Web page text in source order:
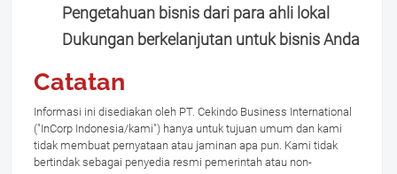
Pengetahuan bisnis dari para ahli lokal
Dukungan berkelanjutan untuk bisnis Anda
Catatan
Informasi ini disediakan oleh PT. Cekindo Business International
("InCorp Indonesia/kami") hanya untuk tujuan umum dan kami
tidak membuat pernyataan atau jaminan apa pun. Kami tidak
bertindak sebagai penyedia resmi pemerintah atau non-